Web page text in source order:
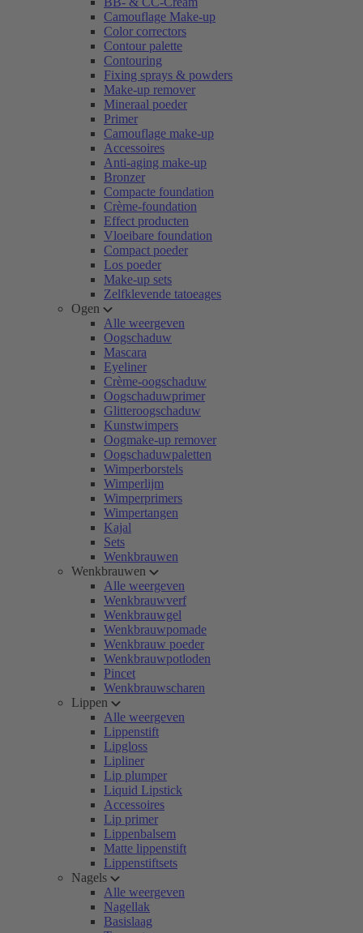
Camouflage Make-up
Color correctors
Contour palette
Contouring
Fixing sprays & powders
Make-up remover
Mineraal poeder
Primer
Camouflage make-up
Accessoires
Anti-aging make-up
Bronzer
Compacte foundation
Crème-foundation
Effect producten
Vloeibare foundation
Compact poeder
Los poeder
Make-up sets
Zelfklevende tatoeages
Ogen
Alle weergeven
Oogschaduw
Mascara
Eyeliner
Crème-oogschaduw
Oogschaduwprimer
Glitteroogschaduw
Kunstwimpers
Oogmake-up remover
Oogschaduwpaletten
Wimperborstels
Wimperlijm
Wimperprimers
Wimpertangen
Kajal
Sets
Wenkbrauwen
Wenkbrauwen
Alle weergeven
Wenkbrauwverf
Wenkbrauwgel
Wenkbrauwpomade
Wenkbrauw poeder
Wenkbrauwpotloden
Pincet
Wenkbrauwscharen
Lippen
Alle weergeven
Lippenstift
Lipgloss
Lipliner
Lip plumper
Liquid Lipstick
Accessoires
Lip primer
Lippenbalsem
Matte lippenstift
Lippenstiftsets
Nagels
Alle weergeven
Nagellak
Basislaag